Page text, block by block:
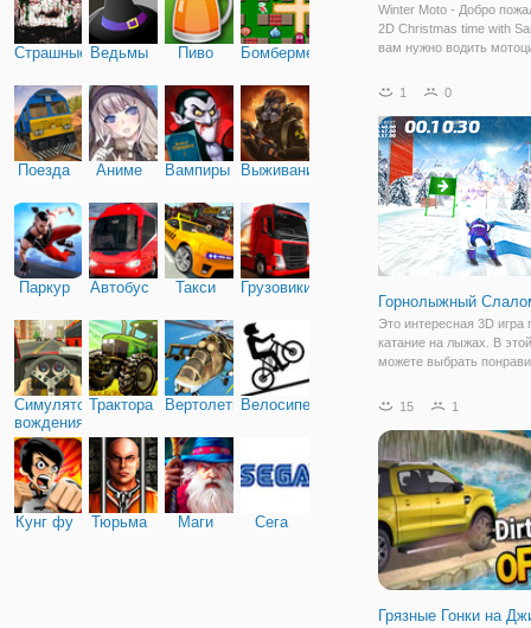
Страшные Ведьмы Пиво Бомбермен
Поезда Аниме Вампиры Выживание
Паркур Автобус Такси Грузовики
Симулятор
вождения
Трактора ВертолетыВелосипед
Кунг фу Тюрьма Маги Сега
Winter Moto - Добро
2D Christmas time with
вам нужно водить
новые мотоциклы для
и сделайте
1 0
Горнолыжный
Это интересная 3D игра
катание на лыжах. В
можете выбрать
приключение. Избегайте
достичь конечной точки
быстрее. Ты лучший
15 1
Грязные Гонки на